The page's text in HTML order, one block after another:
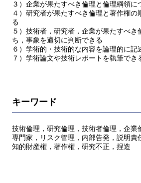
３）企業が果たすべき倫理と倫理綱領に
４）研究者が果たすべき倫理と著作権の
る
５）技術者，研究者，企業が果たすべき
ち，事象を適切に判断できる
６）学術的・技術的な内容を論理的に記
７）学術論文や技術レポートを執筆でき
キーワード
技術倫理，研究倫理，技術者倫理，企業
専門家，リスク管理，内部告発，説明責
知的財産権，著作権，研究不正，捏造